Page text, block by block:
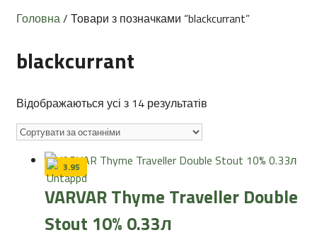
Головна/ Товари з позначками “blackcurrant”
blackcurrant
Відображаються усі з 14 результатів
3.95
VARVAR Thyme Traveller Double
Stout 10% 0.33л